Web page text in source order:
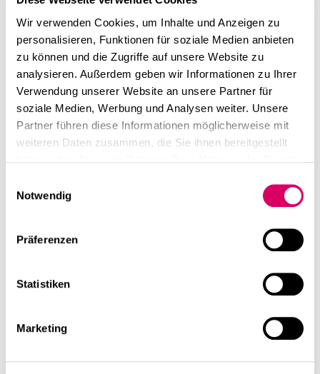
Wir verwenden Cookies, um Inhalte und Anzeigen zu
personalisieren, Funktionen für soziale Medien anbieten
zu können und die Zugriffe auf unsere Website zu
analysieren. Außerdem geben wir Informationen zu Ihrer
Verwendung unserer Website an unsere Partner für
soziale Medien, Werbung und Analysen weiter. Unsere
Partner führen diese Informationen möglicherweise mit
weiteren Daten zusammen, die Sie ihnen bereitgestellt
Notwendig
Präferenzen
Statistiken
Marketing